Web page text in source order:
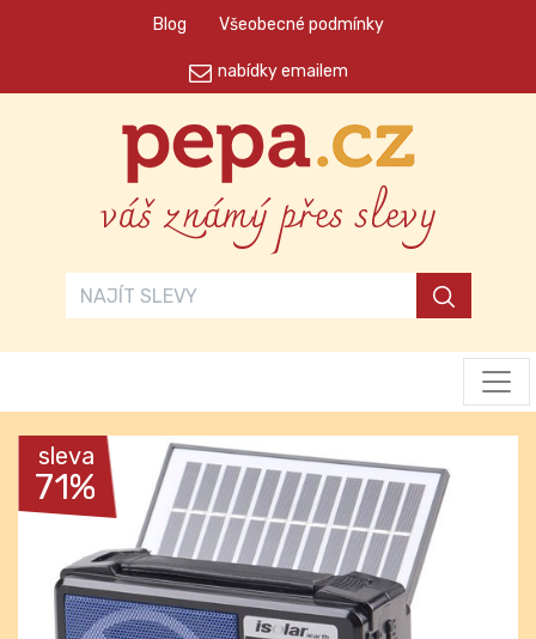
Blog Všeobecné podmínky
nabídky emailem
váš známý přes slevy
sleva
71%